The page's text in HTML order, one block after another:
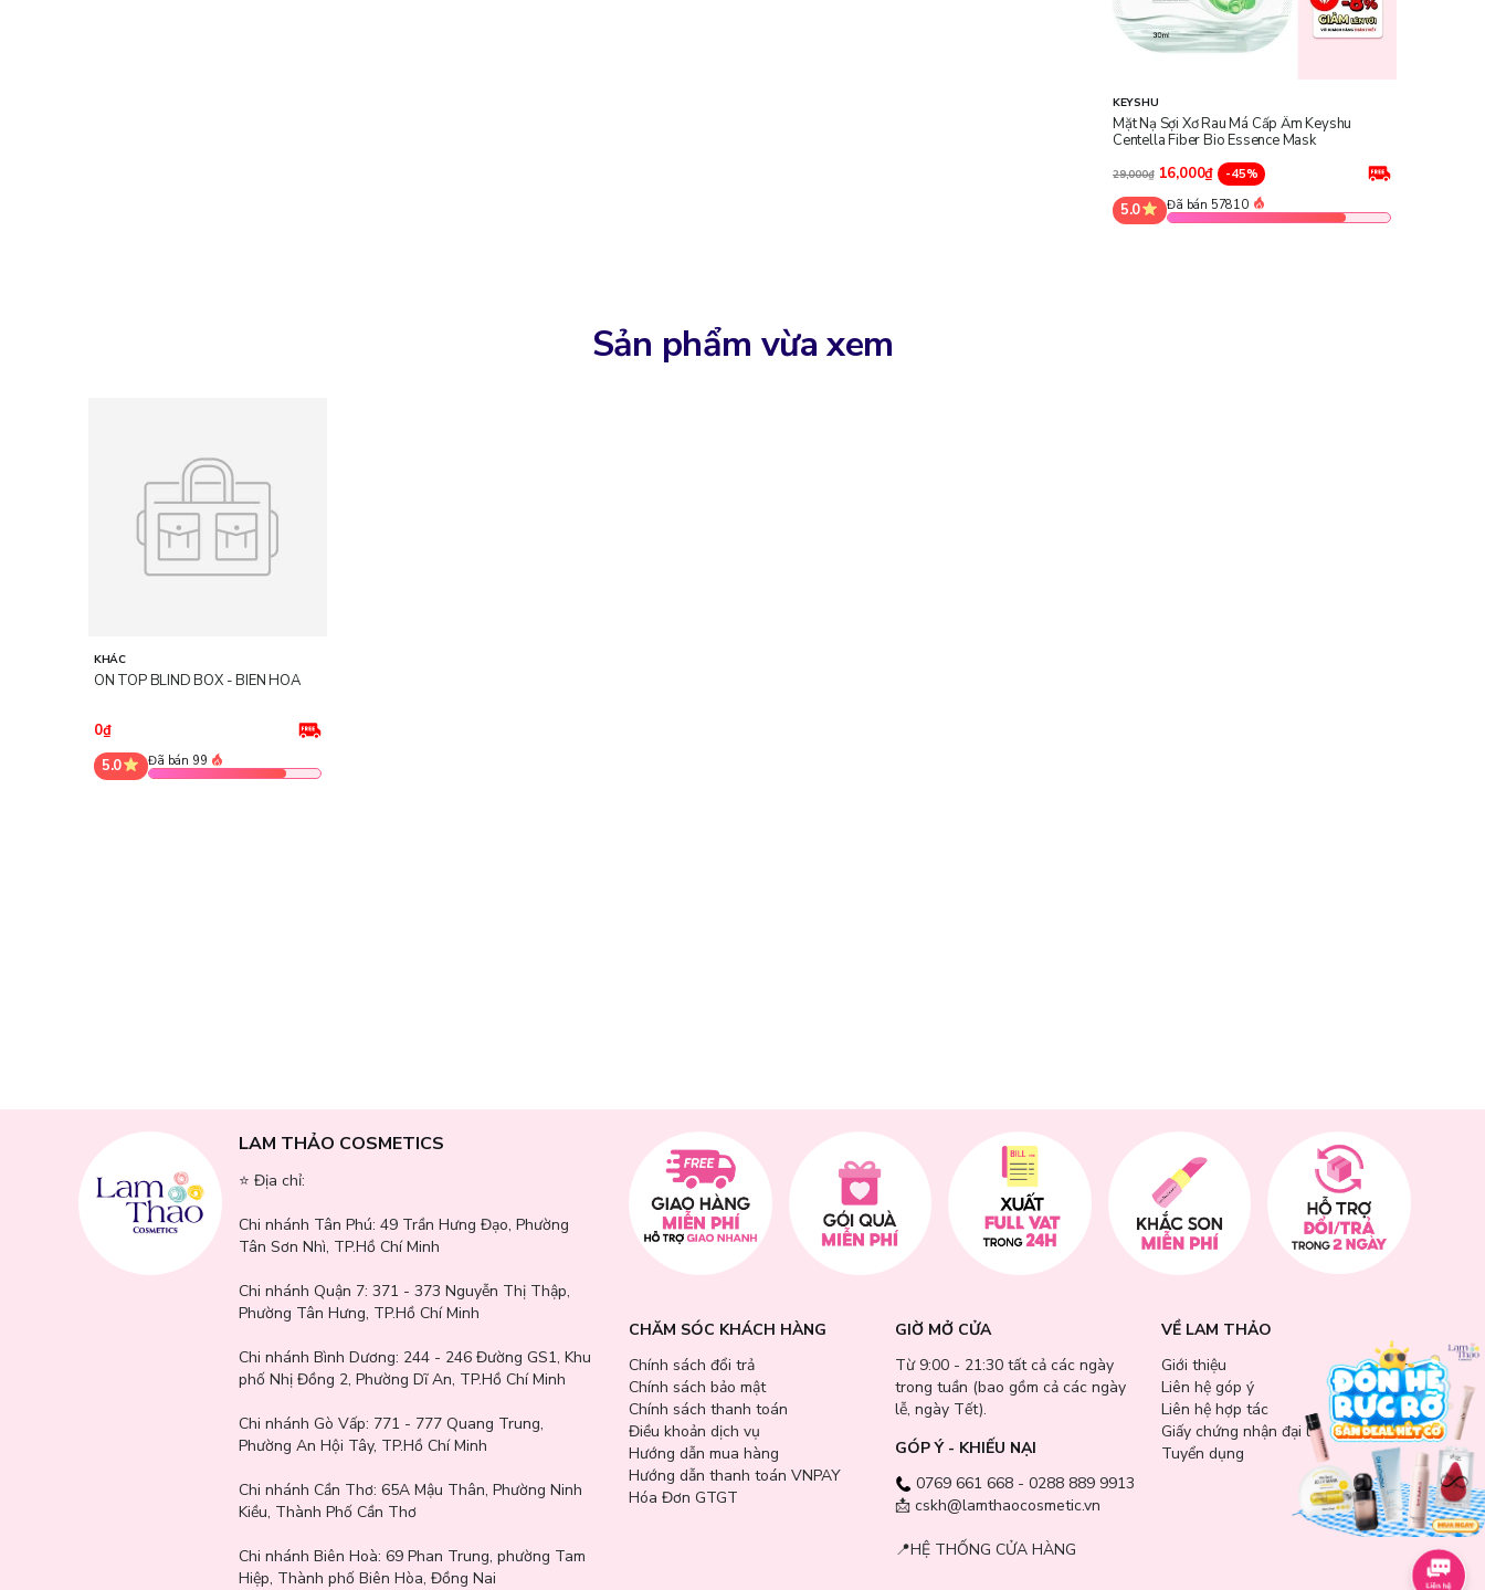
KEYSHU
Mặt Nạ Sợi Xơ Rau Má Cấp Ẩm Keyshu
Centella Fiber Bio Essence Mask
29,000₫ 16,000₫ -45%
5.0 Đã bán 57810
Sản phẩm vừa xem
KHÁC
ON TOP BLIND BOX - BIÊN HÒA
0₫
5.0
Đã bán 99
LAM THẢO COSMETICS
⭐️ Địa chỉ:
Chi nhánh Tân Phú: 49 Trần Hưng Đạo, Phường
Tân Sơn Nhì, TP.Hồ Chí Minh
Chi nhánh Quận 7: 371 - 373 Nguyễn Thị Thập,
Phường Tân Hưng, TP.Hồ Chí Minh
Chi nhánh Bình Dương: 244 - 246 Đường GS1, Khu
phố Nhị Đồng 2, Phường Dĩ An, TP.Hồ Chí Minh
Chi nhánh Gò Vấp: 771 - 777 Quang Trung,
Phường An Hội Tây, TP.Hồ Chí Minh
Chi nhánh Cần Thơ: 65A Mậu Thân, Phường Ninh
Kiều, Thành Phố Cần Thơ
Chi nhánh Biên Hoà: 69 Phan Trung, phường Tam
Hiệp, Thành phố Biên Hòa, Đồng Nai
CHĂM SÓC KHÁCH HÀNG
Chính sách đổi trả
Chính sách bảo mật
Chính sách thanh toán
Điều khoản dịch vụ
Hướng dẫn mua hàng
Hướng dẫn thanh toán VNPAY
Hóa Đơn GTGT
GIỜ MỞ CỬA
Từ 9:00 - 21:30 tất cả các ngày
trong tuần (bao gồm cả các ngày
lễ, ngày Tết).
GÓP Ý - KHIẾU NẠI
0769 661 668 - 0288 889 9913
📩 cskh@lamthaocosmetic.vn
📍HỆ THỐNG CỬA HÀNG
VỀ LAM THẢO
Giới thiệu
Liên hệ góp ý
Liên hệ hợp tác
Giấy chứng nhận đại lý
Tuyển dụng